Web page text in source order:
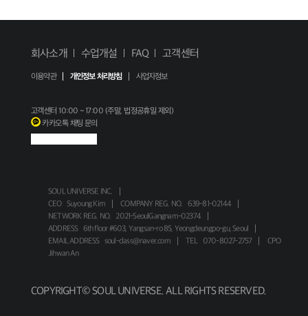
회사소개 수업개설 FAQ 고객센터
이용약관 개인정보 처리방침 사업자정보
고객센터10:00 ~ 17:00 (주말, 법정공휴일 제외)
카카오톡 채팅 문의
SOUL UNIVERSE INC.
CEO
Suyoung Kim COMPANY REG. NO.
639-81-02144
NETWORK REG. NO.
2021-SeoulGangnam-02374
ADDRESS
6th floor #603, Yangsan-ro 85, Yeongdeungpo-gu, Seoul
EMAIL ADDRESS
soul-class@naver.com TEL 070-8027-2757
CPO
Jihwan An
COPYRIGHT© SOUL UNIVERSE. ALL RIGHTS RESERVED.